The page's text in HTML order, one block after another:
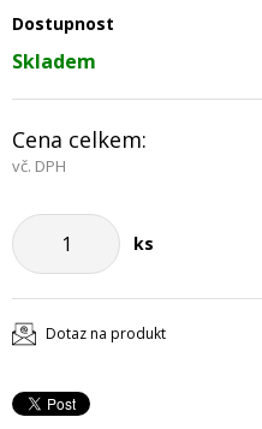
Dostupnost
Skladem
Cena celkem:
vč. DPH
ks
Dotaz na produkt